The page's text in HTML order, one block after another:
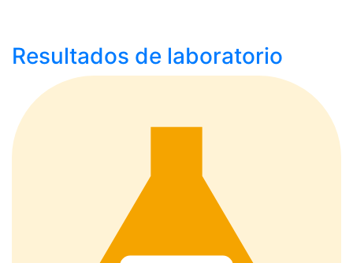
Resultados de laboratorio